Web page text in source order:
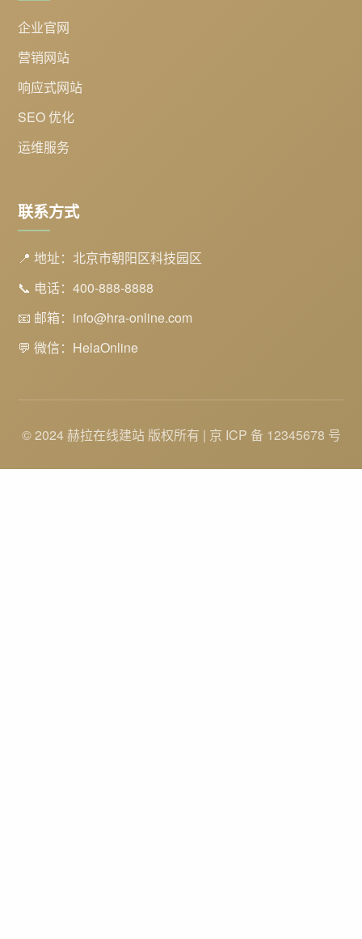
企业官网
营销网站
响应式网站
SEO 优化
运维服务
联系方式
📍 地址：北京市朝阳区科技园区
📞 电话：400-888-8888
📧 邮箱：info@hra-online.com
💬 微信：HelaOnline
© 2024 赫拉在线建站 版权所有 | 京 ICP 备 12345678 号